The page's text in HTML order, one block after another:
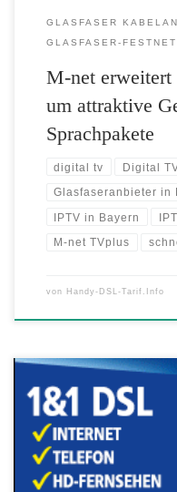
GLASFASER
GLASFASER-
M-net
um attraktive
Sprachpakete
digital tv Digital
Glasfaseranbieter in
IPTV in Bayern
M‑net TVplus
von Handy-DSL-Tarif.Info
Bei 1&1 DSL ist 1&1
Mit dem neuen Paket 1&1
Kunden so ein dauerhaft
Sendern in HD-Qualität zum